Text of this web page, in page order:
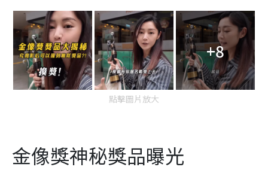
+8
點擊圖片放大
金像獎神秘獎品曝光